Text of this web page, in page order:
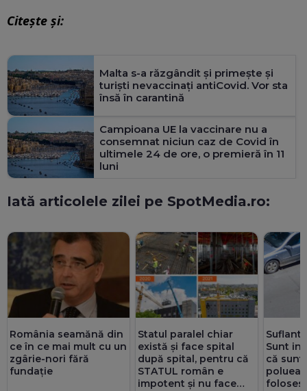
Citeşte şi:
Malta s-a răzgândit și primește și
turiști nevaccinați antiCovid. Vor sta
însă în carantină
Campioana UE la vaccinare nu a
consemnat niciun caz de Covid în
ultimele 24 de ore, o premieră în 11
luni
Iată articolele zilei pe SpotMedia.ro:
România seamănă din
ce în ce mai mult cu un
zgârie-nori fără
fundație
Statul paralel chiar
există și face spital
după spital, pentru că
STATUL român e
impotent și nu face
Sunt
că sunt